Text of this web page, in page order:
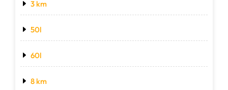
3 km
50l
60l
8 km